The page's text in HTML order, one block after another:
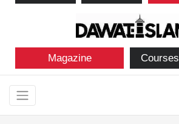
Magazine Courses